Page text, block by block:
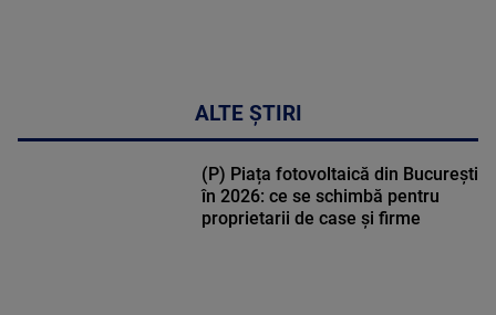
ALTE ȘTIRI
(P) Piața fotovoltaică din București
în 2026: ce se schimbă pentru
proprietarii de case și firme